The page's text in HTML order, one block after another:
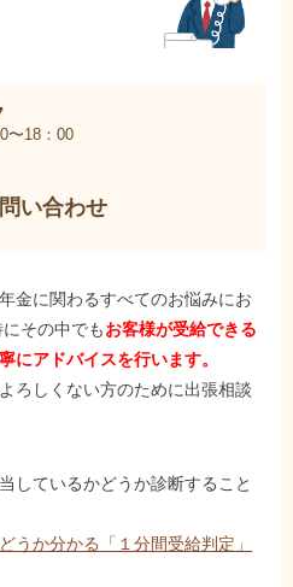
〜18：00
い合わせ
金に関わるすべてのお悩みにお
その中でもお客様が受給できる
にアドバイスを行います。
ろしくない方のために出張相談
しているかどうか診断すること
うか分かる「１分間受給判定」